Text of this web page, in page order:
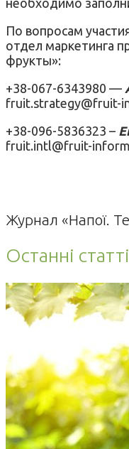
По вопросам
отдел маркетинга
фрукты»:
+38-067-6343980 —
fruit.strategy@fruit-
+38-096-5836323 –
fruit.intl@fruit-
Журнал «Напої.
Останні статті